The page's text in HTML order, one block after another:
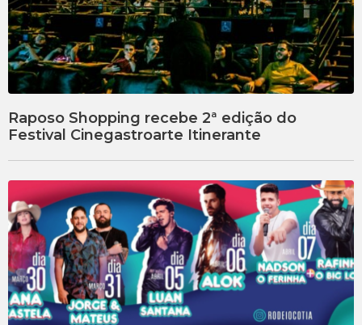
Raposo Shopping recebe 2ª edição do
Festival Cinegastroarte Itinerante